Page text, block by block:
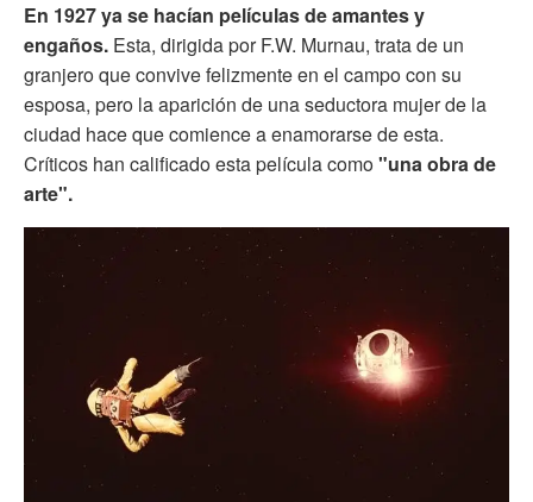
En 1927 ya se hacían películas de amantes y
engaños. Esta, dirigida por F.W. Murnau, trata de un
granjero que convive felizmente en el campo con su
esposa, pero la aparición de una seductora mujer de la
ciudad hace que comience a enamorarse de esta.
Críticos han calificado esta película como"una obra de
arte".